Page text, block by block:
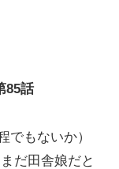
85話
でもないか）
だ田舎娘だと